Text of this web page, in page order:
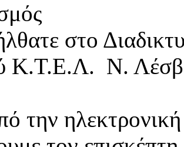
στο
Κ.Τ.Ε.Λ. Ν.
την ηλεκτρονική